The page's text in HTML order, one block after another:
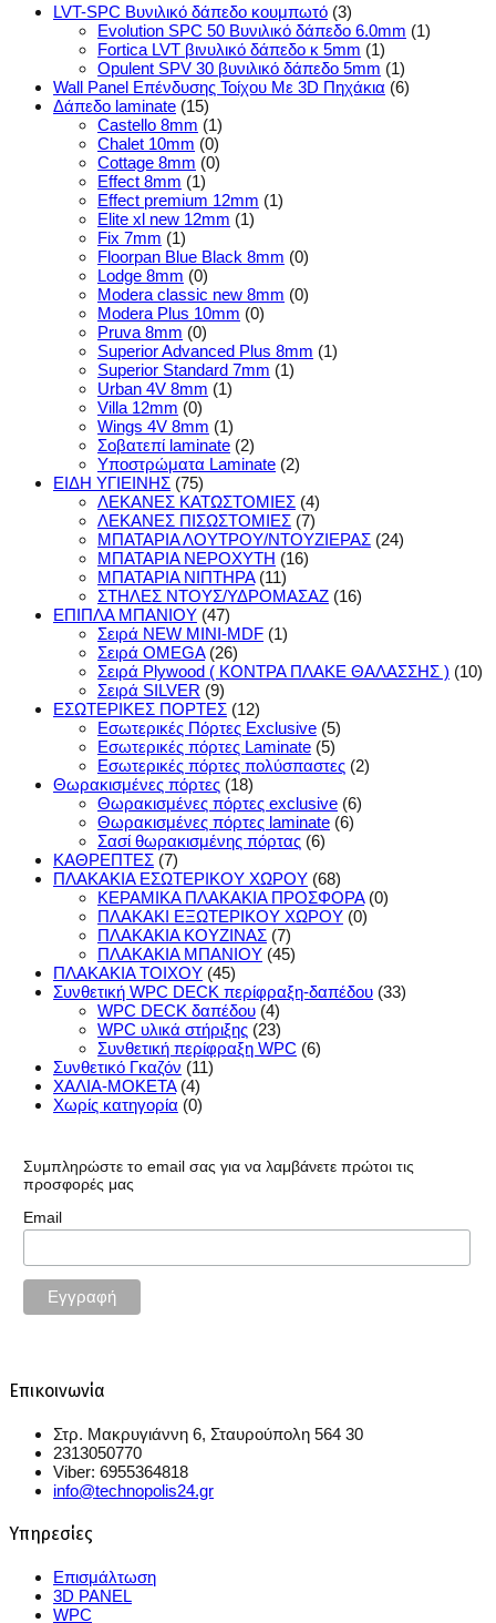
LVT-SPC Βυνιλικό δάπεδο κουμπωτό (3)
Evolution SPC 50 Βυνιλικό δάπεδο 6.0mm (1)
Fortica LVT βινυλικό δάπεδο κ 5mm (1)
Opulent SPV 30 βυνιλικό δάπεδο 5mm (1)
Wall Panel Επένδυσης Τοίχου Με 3D Πηχάκια (6)
Δάπεδο laminate (15)
Castello 8mm (1)
Chalet 10mm (0)
Cottage 8mm (0)
Effect 8mm (1)
Effect premium 12mm (1)
Elite xl new 12mm (1)
Fix 7mm (1)
Floorpan Blue Black 8mm (0)
Lodge 8mm (0)
Modera classic new 8mm (0)
Modera Plus 10mm (0)
Pruva 8mm (0)
Superior Advanced Plus 8mm (1)
Superior Standard 7mm (1)
Urban 4V 8mm (1)
Villa 12mm (0)
Wings 4V 8mm (1)
Σοβατεπί laminate (2)
Υποστρώματα Laminate (2)
ΕΙΔΗ ΥΓΙΕΙΝΗΣ (75)
ΛΕΚΑΝΕΣ ΚΑΤΩΣΤΟΜΙΕΣ (4)
ΛΕΚΑΝΕΣ ΠΙΣΩΣΤΟΜΙΕΣ (7)
ΜΠΑΤΑΡΙΑ ΛΟΥΤΡΟΥ/ΝΤΟΥΖΙΕΡΑΣ (24)
ΜΠΑΤΑΡΙΑ ΝΕΡΟΧΥΤΗ (16)
ΜΠΑΤΑΡΙΑ ΝΙΠΤΗΡΑ (11)
ΣΤΗΛΕΣ ΝΤΟΥΣ/ΥΔΡΟΜΑΣΑΖ (16)
ΕΠΙΠΛΑ ΜΠΑΝΙΟΥ (47)
Σειρά NEW MINI-MDF (1)
Σειρά OMEGA (26)
Σειρά Plywood ( ΚΟΝΤΡΑ ΠΛΑΚΕ ΘΑΛΑΣΣΗΣ ) (10)
Σειρά SILVER (9)
ΕΣΩΤΕΡΙΚΕΣ ΠΟΡΤΕΣ (12)
Εσωτερικές Πόρτες Exclusive (5)
Εσωτερικές πόρτες Laminate (5)
Εσωτερικές πόρτες πολύσπαστες (2)
Θωρακισμένες πόρτες (18)
Θωρακισμένες πόρτες exclusive (6)
Θωρακισμένες πόρτες laminate (6)
Σασί θωρακισμένης πόρτας (6)
ΚΑΘΡΕΠΤΕΣ (7)
ΠΛΑΚΑΚΙΑ ΕΣΩΤΕΡΙΚΟΥ ΧΩΡΟΥ (68)
ΚΕΡΑΜΙΚΑ ΠΛΑΚΑΚΙΑ ΠΡΟΣΦΟΡΑ (0)
ΠΛΑΚΑΚΙ ΕΞΩΤΕΡΙΚΟΥ ΧΩΡΟΥ (0)
ΠΛΑΚΑΚΙΑ ΚΟΥΖΙΝΑΣ (7)
ΠΛΑΚΑΚΙΑ ΜΠΑΝΙΟΥ (45)
ΠΛΑΚΑΚΙΑ ΤΟΙΧΟΥ (45)
Συνθετική WPC DECK περίφραξη-δαπέδου (33)
WPC DECK δαπέδου (4)
WPC υλικά στήριξης (23)
Συνθετική περίφραξη WPC (6)
Συνθετικό Γκαζόν (11)
ΧΑΛΙΑ-ΜΟΚΕΤΑ (4)
Χωρίς κατηγορία (0)
Συμπληρώστε το email σας για να λαμβάνετε πρώτοι τις
προσφορές μας
Email
Επικοινωνία
Στρ. Μακρυγιάννη 6, Σταυρούπολη 564 30
2313050770
Viber: 6955364818
info@technopolis24.gr
Υπηρεσίες
Επισμάλτωση
3D PANEL
WPC